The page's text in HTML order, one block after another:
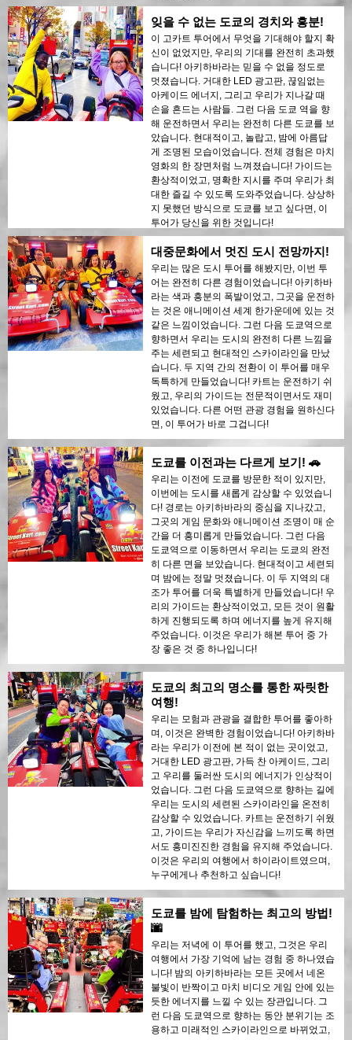
잊을 수 없는 도쿄의 경치와 흥분!
이 고카트 투어에서 무엇을 기대해야 할지 확
신이 없었지만, 우리의 기대를 완전히 초과했
습니다! 아키하바라는 믿을 수 없을 정도로
멋졌습니다. 거대한 LED 광고판, 끊임없는
아케이드 에너지, 그리고 우리가 지나갈 때
손을 흔드는 사람들. 그런 다음 도쿄 역을 향
해 운전하면서 우리는 완전히 다른 도쿄를 보
았습니다. 현대적이고, 놀랍고, 밤에 아름답
게 조명된 모습이었습니다. 전체 경험은 마치
영화의 한 장면처럼 느껴졌습니다! 가이드는
환상적이었고, 명확한 지시를 주며 우리가 최
대한 즐길 수 있도록 도와주었습니다. 상상하
지 못했던 방식으로 도쿄를 보고 싶다면, 이
투어가 당신을 위한 것입니다!
대중문화에서 멋진 도시 전망까지!
우리는 많은 도시 투어를 해봤지만, 이번 투
어는 완전히 다른 경험이었습니다! 아키하바
라는 색과 흥분의 폭발이었고, 그곳을 운전하
는 것은 애니메이션 세계 한가운데에 있는 것
같은 느낌이었습니다. 그런 다음 도쿄역으로
향하면서 우리는 도시의 완전히 다른 느낌을
주는 세련되고 현대적인 스카이라인을 만났
습니다. 두 지역 간의 전환이 이 투어를 매우
독특하게 만들었습니다! 카트는 운전하기 쉬
웠고, 우리의 가이드는 전문적이면서도 재미
있었습니다. 다른 어떤 관광 경험을 원하신다
면, 이 투어가 바로 그겁니다!
도쿄를 이전과는 다르게 보기! 🚗
우리는 이전에 도쿄를 방문한 적이 있지만,
이번에는 도시를 새롭게 감상할 수 있었습니
다! 경로는 아키하바라의 중심을 지나갔고,
그곳의 게임 문화와 애니메이션 조명이 매 순
간을 더 흥미롭게 만들었습니다. 그런 다음
도쿄역으로 이동하면서 우리는 도쿄의 완전
히 다른 면을 보았습니다. 현대적이고 세련되
며 밤에는 정말 멋졌습니다. 이 두 지역의 대
조가 투어를 더욱 특별하게 만들었습니다! 우
리의 가이드는 환상적이었고, 모든 것이 원활
하게 진행되도록 하며 에너지를 높게 유지해
주었습니다. 이것은 우리가 해본 투어 중 가
장 좋은 것 중 하나입니다!
도쿄의 최고의 명소를 통한 짜릿한
여행!
우리는 모험과 관광을 결합한 투어를 좋아하
며, 이것은 완벽한 경험이었습니다! 아키하바
라는 우리가 이전에 본 적이 없는 곳이었고,
거대한 LED 광고판, 가득 찬 아케이드, 그리
고 우리를 둘러싼 도시의 에너지가 인상적이
었습니다. 그런 다음 도쿄역으로 향하는 길에
우리는 도시의 세련된 스카이라인을 온전히
감상할 수 있었습니다. 카트는 운전하기 쉬웠
고, 가이드는 우리가 자신감을 느끼도록 하면
서도 흥미진진한 경험을 유지해 주었습니다.
이것은 우리의 여행에서 하이라이트였으며,
누구에게나 추천하고 싶습니다!
도쿄를 밤에 탐험하는 최고의 방법!
🌆
우리는 저녁에 이 투어를 했고, 그것은 우리
여행에서 가장 기억에 남는 경험 중 하나였습
니다! 밤의 아키하바라는 모든 곳에서 네온
불빛이 반짝이고 마치 비디오 게임 안에 있는
듯한 에너지를 느낄 수 있는 장관입니다. 그
런 다음 도쿄역으로 향하는 동안 분위기는 조
용하고 미래적인 스카이라인으로 바뀌었고,